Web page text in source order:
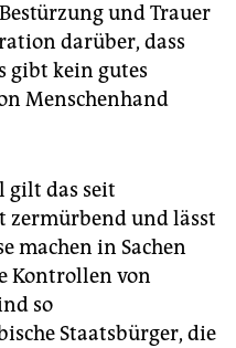
und Trauer
darüber, dass
gibt kein gutes
Menschenhand
gilt das seit
zermürbend und lässt
machen in Sachen
Kontrollen von
so
Staatsbürger, die